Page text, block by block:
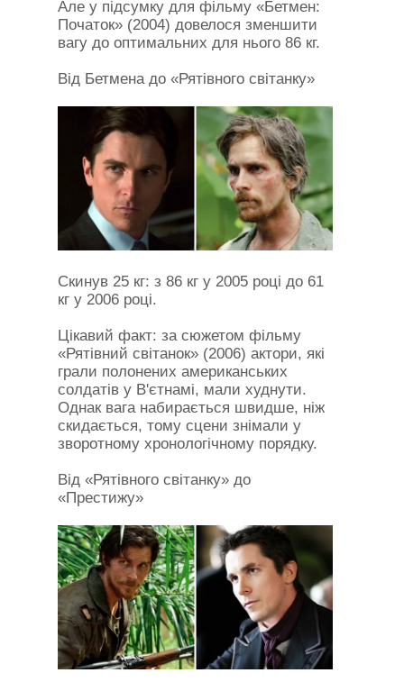
Але у підсумку для фільму «Бетмен:
Початок» (2004) довелося зменшити
вагу до оптимальних для нього 86 кг.
Від Бетмена до «Рятівного світанку»
Скинув 25 кг: з 86 кг у 2005 році до 61
кг у 2006 році.
Цікавий факт: за сюжетом фільму
«Рятівний світанок» (2006) актори, які
грали полонених американських
солдатів у В'єтнамі, мали худнути.
Однак вага набирається швидше, ніж
скидається, тому сцени знімали у
зворотному хронологічному порядку.
Від «Рятівного світанку» до
«Престижу»